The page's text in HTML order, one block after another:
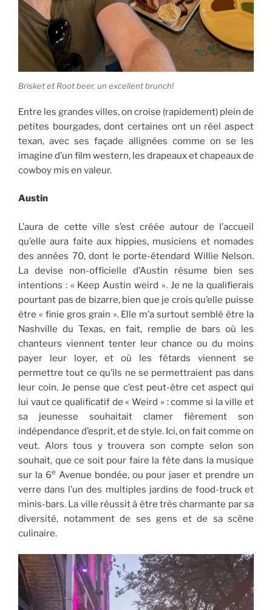
Brisket et Root beer, un excellent brunch!
Entre les grandes villes, on croise (rapidement) plein de
petites bourgades, dont certaines ont un réel aspect
texan, avec ses façade allignées comme on se les
imagine d’un film western, les drapeaux et chapeaux de
cowboy mis en valeur.
Austin
L’aura de cette ville s’est créée autour de l’accueil
qu’elle aura faite aux hippies, musiciens et nomades
des années 70, dont le porte-étendard Willie Nelson.
La devise non-officielle d’Austin résume bien ses
intentions : « Keep Austin weird ». Je ne la qualifierais
pourtant pas de bizarre, bien que je crois qu’elle puisse
être « finie gros grain ». Elle m’a surtout semblé être la
Nashville du Texas, en fait, remplie de bars où les
chanteurs viennent tenter leur chance ou du moins
payer leur loyer, et où les fêtards viennent se
permettre tout ce qu’ils ne se permettraient pas dans
leur coin. Je pense que c’est peut-être cet aspect qui
lui vaut ce qualificatif de « Weird » : comme si la ville et
sa jeunesse souhaitait clamer fièrement son
indépendance d’esprit, et de style. Ici, on fait comme on
veut. Alors tous y trouvera son compte selon son
souhait, que ce soit pour faire la fête dans la musique
sur la 6e Avenue bondée, ou pour jaser et prendre un
verre dans l’un des multiples jardins de food-truck et
minis-bars. La ville réussit à être très charmante par sa
diversité, notamment de ses gens et de sa scène
culinaire.